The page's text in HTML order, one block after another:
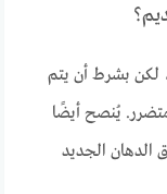
لكن بشرط أن يتم
يُنصح أيضًا
الدهان الجديد